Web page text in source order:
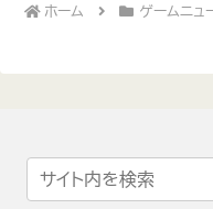
ホーム ゲームニュ